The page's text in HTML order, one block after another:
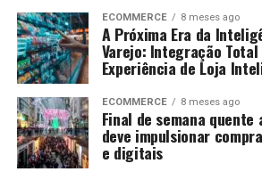
ECOMMERCE 8 meses ago
A Próxima Era da
Varejo: Integração Total
Experiência de Loja
ECOMMERCE 8 meses ago
Final de semana quente
deve impulsionar
e digitais